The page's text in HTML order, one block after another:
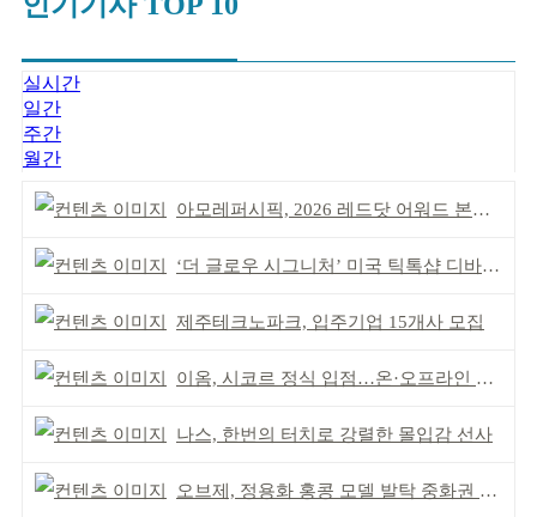
실시간
일간
주간
월간
아모레퍼시픽, 2026 레드닷 어워드 본상 2개 수상
‘더 글로우 시그니처’ 미국 틱톡샵 디바이스 부문 1위
제주테크노파크, 입주기업 15개사 모집
이옴, 시코르 정식 입점…온·오프라인 유통망 확대
나스, 한번의 터치로 강렬한 몰입감 선사
오브제, 정용화 홍콩 모델 발탁 중화권 공략 강화